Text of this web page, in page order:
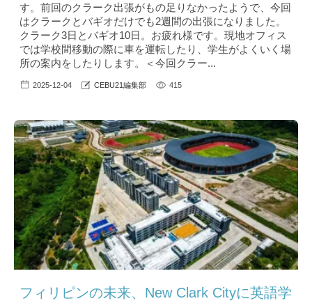
す。前回のクラーク出張がもの足りなかったようで、今回
はクラークとバギオだけでも2週間の出張になりました。
クラーク3日とバギオ10日。お疲れ様です。現地オフィス
では学校間移動の際に車を運転したり、学生がよくいく場
所の案内をしたりします。＜今回クラー...
2025-12-04 CEBU21編集部 415
フィリピンの未来、New Clark Cityに英語学